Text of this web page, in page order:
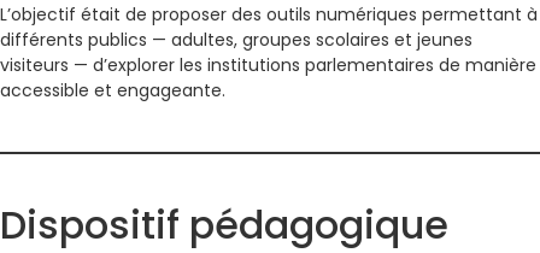
L’objectif était de proposer des outils numériques permettant à
différents publics — adultes, groupes scolaires et jeunes
visiteurs — d’explorer les institutions parlementaires de manière
accessible et engageante.
Dispositif pédagogique